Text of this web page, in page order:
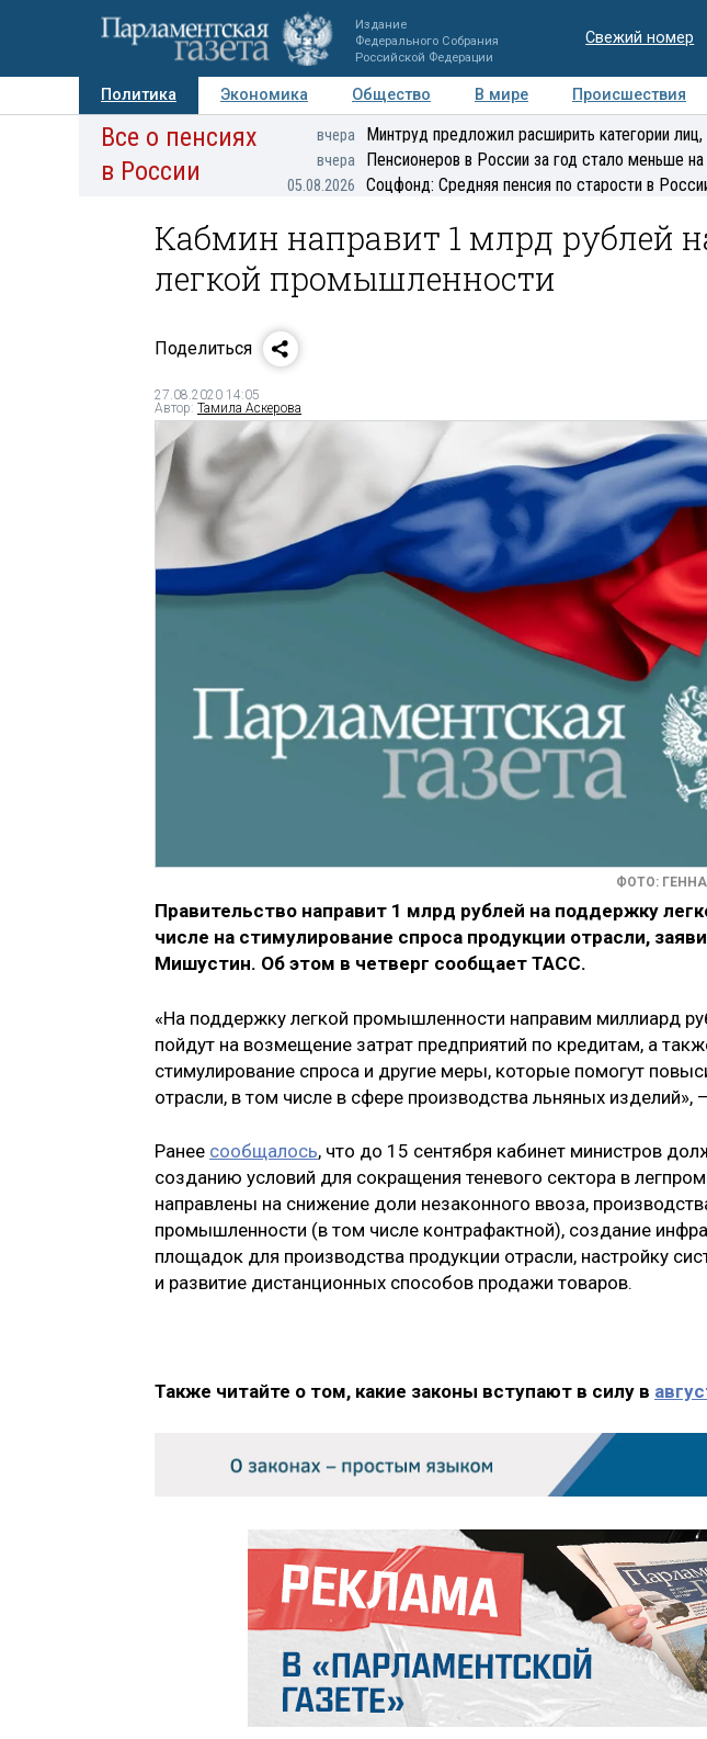
Издание
Федерального Собрания
Российской Федерации
Свежий номер
Политика Экономика Общество В мире Происшествия
Авторы Персоны Мнения Регионы Медиацентр
Все о пенсиях
в России
вчера Минтруд предложил расширить категории
вчера Пенсионеров в России за год стало меньше
05.08.2026 Соцфонд: Средняя пенсия по старости в
Кабмин направит 1 млрд рублей
легкой промышленности
Поделиться
27.08.2020 14:05
Автор: Тамила Аскерова
ФОТО:
Правительство направит 1 млрд рублей на поддержку
числе на стимулирование спроса продукции отрасли,
Мишустин. Об этом в четверг сообщает ТАСС.
«На поддержку легкой промышленности направим миллиард
пойдут на возмещение затрат предприятий по кредитам, а
стимулирование спроса и другие меры, которые помогут
отрасли, в том числе в сфере производства льняных изделий»,
Ранее сообщалось, что до 15 сентября кабинет министров
созданию условий для сокращения теневого сектора в
направлены на снижение доли незаконного ввоза,
промышленности (в том числе контрафактной), создание
площадок для производства продукции отрасли, настройку
и развитие дистанционных способов продажи товаров.
Также читайте о том, какие законы вступают в силу в